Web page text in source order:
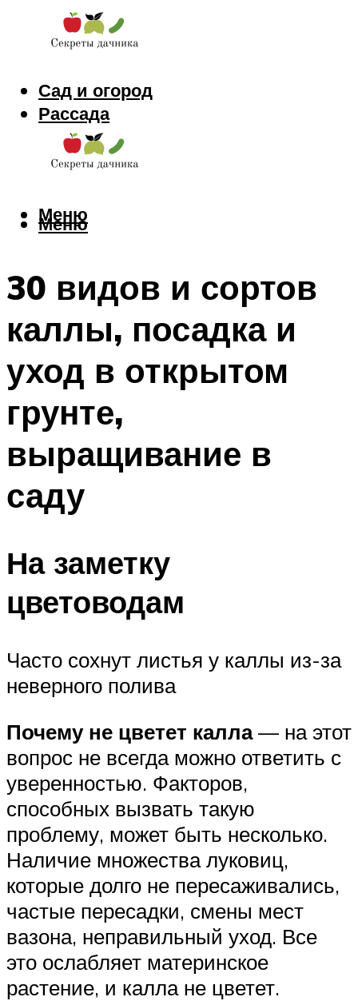
Сад и огород
Рассада
Цветы
Заготовки
Меню
Меню
30 видов и сортов
каллы, посадка и
уход в открытом
грунте,
выращивание в
саду
На заметку
цветоводам
Часто сохнут листья у каллы из-за
неверного полива
Почему не цветет калла— на этот
вопрос не всегда можно ответить с
уверенностью. Факторов,
способных вызвать такую
проблему, может быть несколько.
Наличие множества луковиц,
которые долго не пересаживались,
частые пересадки, смены мест
вазона, неправильный уход. Все
это ослабляет материнское
растение, и калла не цветет.